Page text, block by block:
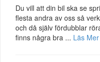
Du vill att din bil ska se
flesta andra av oss så
och då själv fördubblar
finns några bra ... Läs Mer